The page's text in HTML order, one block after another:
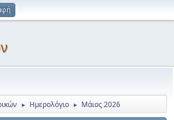
► Ημερολόγιο ► Μάιος 2026